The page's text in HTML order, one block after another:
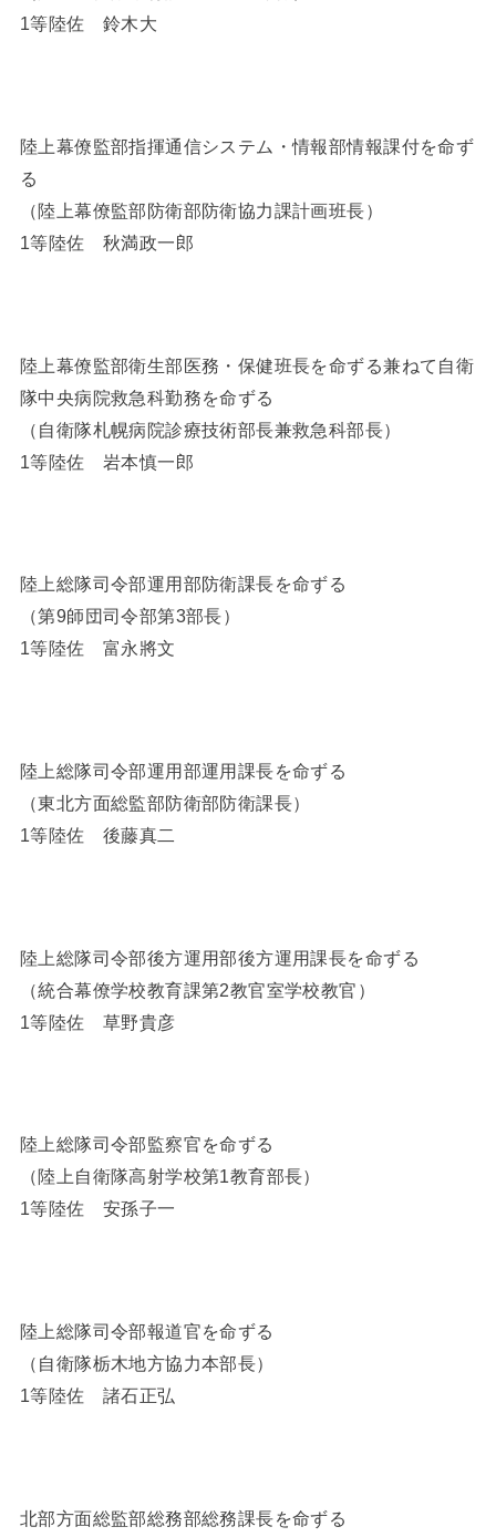
1等陸佐 鈴木大
陸上幕僚監部指揮通信システム・情報部情報課付を命ず
る
（陸上幕僚監部防衛部防衛協力課計画班長）
1等陸佐 秋満政一郎
陸上幕僚監部衛生部医務・保健班長を命ずる兼ねて自衛
隊中央病院救急科勤務を命ずる
（自衛隊札幌病院診療技術部長兼救急科部長）
1等陸佐 岩本慎一郎
陸上総隊司令部運用部防衛課長を命ずる
（第9師団司令部第3部長）
1等陸佐 富永將文
陸上総隊司令部運用部運用課長を命ずる
（東北方面総監部防衛部防衛課長）
1等陸佐 後藤真二
陸上総隊司令部後方運用部後方運用課長を命ずる
（統合幕僚学校教育課第2教官室学校教官）
1等陸佐 草野貴彦
陸上総隊司令部監察官を命ずる
（陸上自衛隊高射学校第1教育部長）
1等陸佐 安孫子一
陸上総隊司令部報道官を命ずる
（自衛隊栃木地方協力本部長）
1等陸佐 諸石正弘
北部方面総監部総務部総務課長を命ずる